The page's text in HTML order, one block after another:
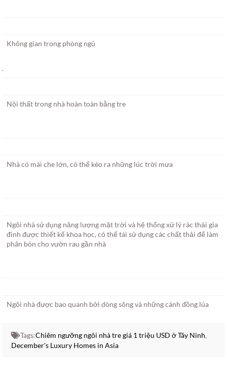
Không gian trong phòng ngủ
.
Nội thất trong nhà hoàn toàn bằng tre
Nhà có mái che lớn, có thể kéo ra những lúc trời mưa
Ngôi nhà sử dụng năng lượng mặt trời và hệ thống xử lý rác thải gia
đình được thiết kế khoa học, có thể tái sử dụng các chất thải để làm
phân bón cho vườn rau gần nhà
Ngôi nhà được bao quanh bởi dòng sông và những cánh đồng lúa
Tags:Chiêm ngưỡng ngôi nhà tre giá 1 triệu USD ở Tây Ninh,
December's Luxury Homes in Asia